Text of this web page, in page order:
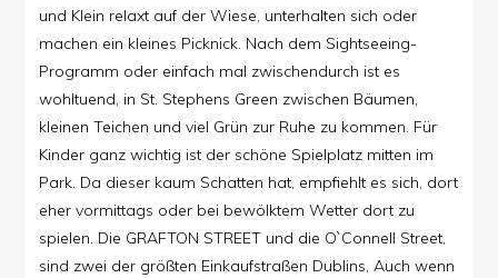
und Klein relaxt auf der Wiese, unterhalten sich oder
machen ein kleines Picknick. Nach dem Sightseeing-
Programm oder einfach mal zwischendurch ist es
wohltuend, in St. Stephens Green zwischen Bäumen,
kleinen Teichen und viel Grün zur Ruhe zu kommen. Für
Kinder ganz wichtig ist der schöne Spielplatz mitten im
Park. Da dieser kaum Schatten hat, empfiehlt es sich, dort
eher vormittags oder bei bewölktem Wetter dort zu
spielen. Die GRAFTON STREET und die O`Connell Street,
sind zwei der größten Einkaufstraßen Dublins, Auch wenn